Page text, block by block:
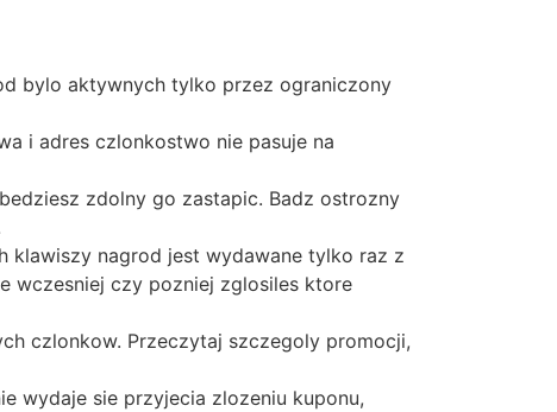
bylo aktywnych tylko przez ograniczony
i adres czlonkostwo nie pasuje na
zdolny go zastapic. Badz ostrozny
klawiszy nagrod jest wydawane tylko raz z
wczesniej czy pozniej zglosiles ktore
czlonkow. Przeczytaj szczegoly promocji,
wydaje sie przyjecia zlozeniu kuponu,